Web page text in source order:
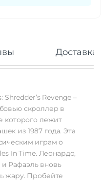
Доставка
Revenge –
скроллер в
которого лежит
из 1987 года. Эта
играм о
In Time. Леонардо,
Рафаэль вновь
жару. Пробейте